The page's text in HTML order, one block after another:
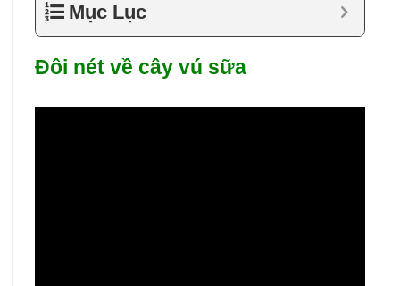
Mục Lục
Đôi nét về cây vú sữa